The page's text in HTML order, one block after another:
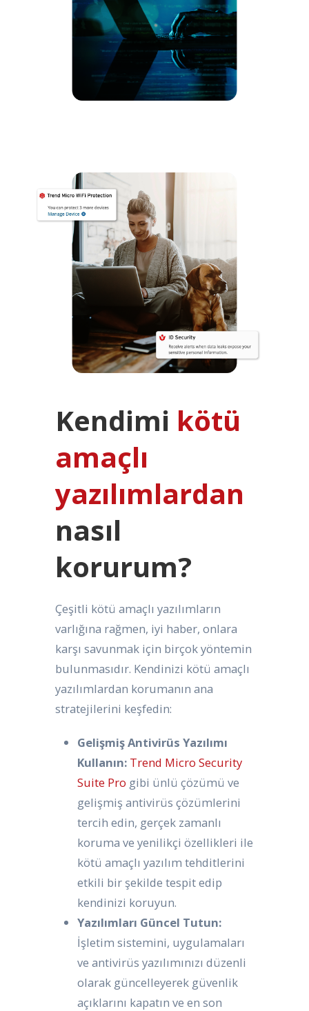
Kendimi kötü
amaçlı
yazılımlardan
nasıl
korurum?
Çeşitli kötü amaçlı yazılımların
varlığına rağmen, iyi haber, onlara
karşı savunmak için birçok yöntemin
bulunmasıdır. Kendinizi kötü amaçlı
yazılımlardan korumanın ana
stratejilerini keşfedin:
Gelişmiş Antivirüs Yazılımı
Kullanın: Trend Micro Security
Suite Pro gibi ünlü çözümü ve
gelişmiş antivirüs çözümlerini
tercih edin, gerçek zamanlı
koruma ve yenilikçi özellikleri ile
kötü amaçlı yazılım tehditlerini
etkili bir şekilde tespit edip
kendinizi koruyun.
Yazılımları Güncel Tutun:
İşletim sistemini, uygulamaları
ve antivirüs yazılımınızı düzenli
olarak güncelleyerek güvenlik
açıklarını kapatın ve en son